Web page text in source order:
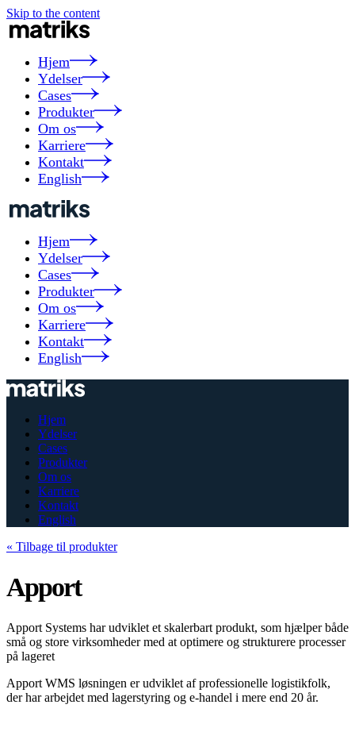
Skip to the content
Hjem
Ydelser
Cases
Produkter
Om os
Karriere
Kontakt
English
Hjem
Ydelser
Cases
Produkter
Om os
Karriere
Kontakt
English
Hjem
Ydelser
Cases
Produkter
Om os
Karriere
Kontakt
English
« Tilbage til produkter
Apport
Apport Systems har udviklet et skalerbart produkt, som hjælper både
små og store virksomheder med at optimere og strukturere processer
på lageret
Apport WMS løsningen er udviklet af professionelle logistikfolk,
der har arbejdet med lagerstyring og e-handel i mere end 20 år.